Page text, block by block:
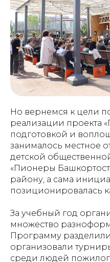
Но вернемся к цели
реализации проекта
подготовкой и
занималось местное
детской
«Пионеры
району, а сама
позиционировалась
За учебный год
множество
Программу
организовали
среди людей